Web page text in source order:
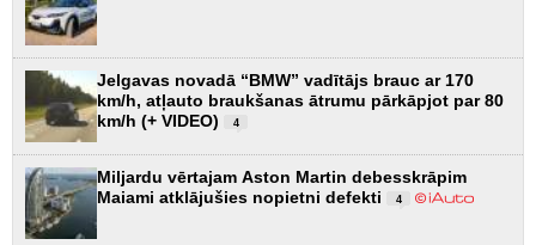
Jelgavas novadā “BMW” vadītājs brauc ar 170
km/h, atļauto braukšanas ātrumu pārkāpjot par 80
km/h (+ VIDEO)
4
Miljardu vērtajam Aston Martin debesskrāpim
Maiami atklājušies nopietni defekti
4